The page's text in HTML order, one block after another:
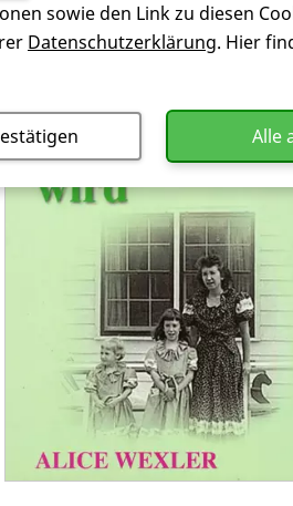
sowie den Link zu diesen
Datenschutzerklärung. Hier
Alle